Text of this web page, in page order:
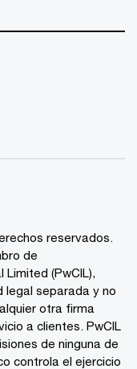
reservados.
de
(PwCIL),
legal separada y no
otra firma
a clientes. PwCIL
de ninguna de
controla el ejercicio